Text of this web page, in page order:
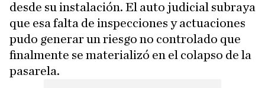
desde su instalación. El auto judicial subraya
que esa falta de inspecciones y actuaciones
pudo generar un riesgo no controlado que
finalmente se materializó en el colapso de la
pasarela.